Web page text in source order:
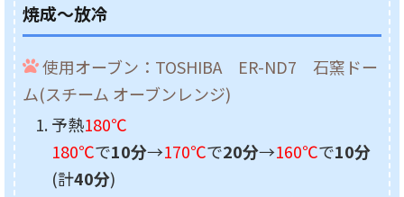
焼成～放冷
使用オーブン：TOSHIBA ER-ND7 石窯ドー
ム(スチーム オーブンレンジ)
予熱180℃
180℃で10分→170℃で20分→160℃で10分
(計40分)